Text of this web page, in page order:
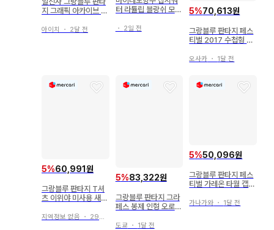
지 그래픽 아카이브 2
아이치 ・ 2달 전
터 라튤립 블랑쉬 모하
・ 2일 전
5%70,613원
그랑블루 판타지 페스
티벌 2017 수첩형 스
라실
오사카 ・ 1달 전
5%60,991원
그랑블루 판타지 T셔
츠 이위야 미사용 새상
지역정보 없음 ・ 29일 전
5%83,322원
그랑블루 판타지 그라
페스 봉제 인형 오로로
도쿄 ・ 1달 전
5%50,096원
그랑블루 판타지 페스
티벌 가레온 타월 캡
슈발츠
가나가와 ・ 1달 전